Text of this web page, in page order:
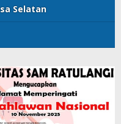
Selatan